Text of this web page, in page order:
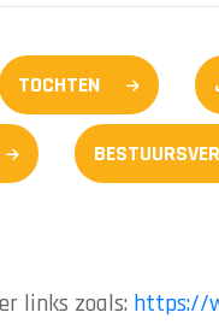
TOCHTEN
links zoals: https://